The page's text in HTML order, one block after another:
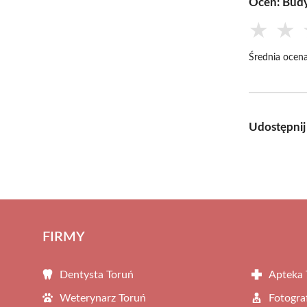
★ ★
Średnia
Udostępnij
FIRMY
Dentysta Toruń Apteka
Weterynarz Toruń